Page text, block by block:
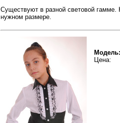
Существуют в разной световой гамме.
нужном размере.
Цена: